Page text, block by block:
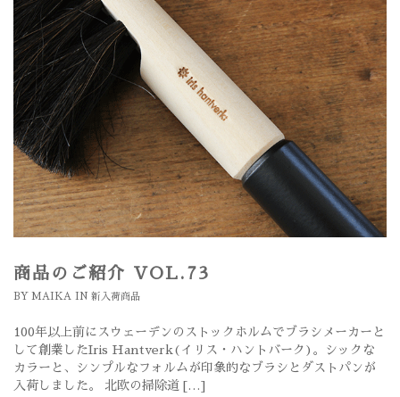
商品のご紹介 VOL.73
BY MAIKA IN 新入荷商品
100年以上前にスウェーデンのストックホルムでブラシメーカーと
して創業したIris Hantverk(イリス・ハントバーク)。シックな
カラーと、シンプルなフォルムが印象的なブラシとダストパンが
入荷しました。 北欧の掃除道 […]